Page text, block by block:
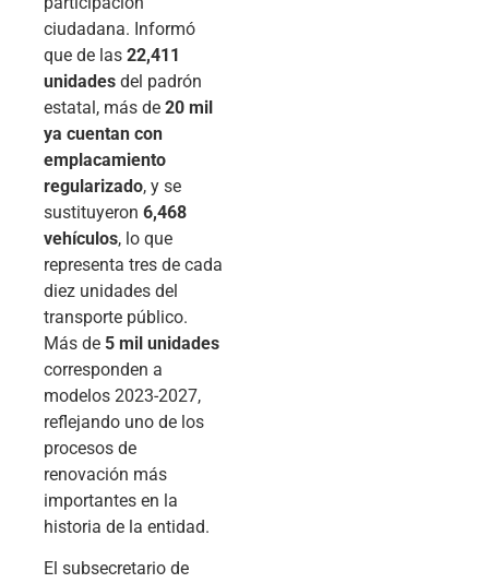
ciudadana. Informó
que de las 22,411
unidades del padrón
estatal, más de 20 mil
ya cuentan con
emplacamiento
regularizado, y se
sustituyeron 6,468
vehículos, lo que
representa tres de cada
diez unidades del
transporte público.
Más de 5 mil unidades
corresponden a
modelos 2023-2027,
reflejando uno de los
procesos de
renovación más
importantes en la
historia de la entidad.
El subsecretario de